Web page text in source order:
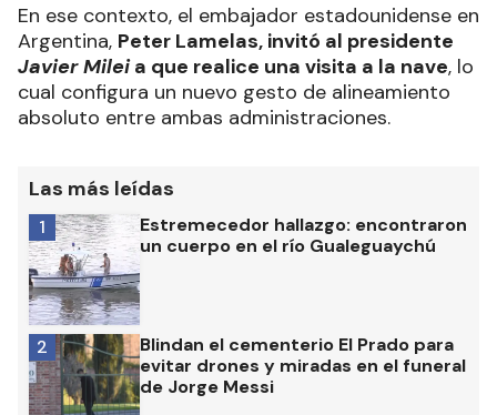
En ese contexto, el embajador estadounidense en
Argentina, Peter Lamelas, invitó al presidente
Javier Mileia que realice una visita a la nave, lo
cual configura un nuevo gesto de alineamiento
absoluto entre ambas administraciones.
Las más leídas
Estremecedor hallazgo: encontraron
un cuerpo en el río Gualeguaychú
1
Blindan el cementerio El Prado para
evitar drones y miradas en el funeral
de Jorge Messi
2